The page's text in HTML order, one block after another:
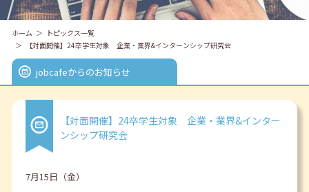
ホーム
トピックス一覧
【対面開催】24卒学生対象 企業・業界&インターンシップ研究会
jobcafeからのお知らせ
【対面開催】24卒学生対象 企業・業界&インター
ンシップ研究会
7月15日（金）